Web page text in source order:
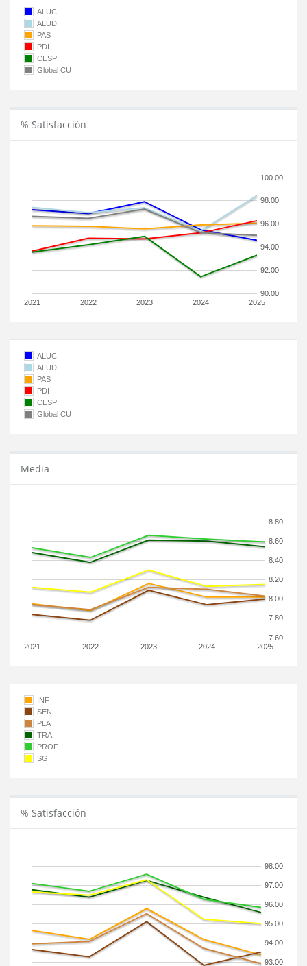
ALUC
ALUD
PAS
PDI
CESP
Global CU
% Satisfacción
2021 2022 2023 2024 2025
90.00
92.00
94.00
96.00
98.00
100.00
ALUC
ALUD
PAS
PDI
CESP
Global CU
Media
2021 2022 2023 2024 2025
7.60
7.80
8.00
8.20
8.40
8.60
8.80
INF
SEN
PLA
TRA
PROF
SG
% Satisfacción
93.00
94.00
95.00
96.00
97.00
98.00